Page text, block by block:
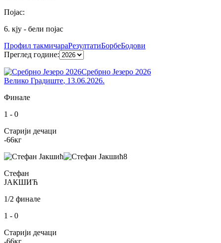
Појас:
6. кју - бели појас
Профил такмичараРезултатиБорбеБодови
Преглед године:
Сребрно Језеро 2026
Велико Градиште, 13.06.2026.
Финале
1 - 0
Старији дечаци
-66кг
8
Стефан
ЈАКШИЋ
1/2 финале
1 - 0
Старији дечаци
-66кг